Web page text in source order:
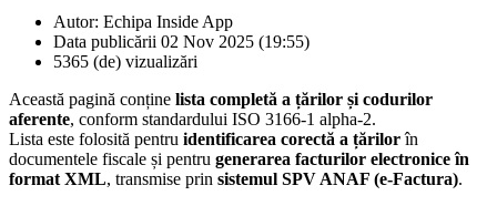
Autor: Echipa Inside App
Data publicării 02 Nov 2025 (19:55)
5365 (de) vizualizări
Această pagină conține lista completă a țărilor și codurilor
aferente, conform standardului ISO 3166-1 alpha-2.
Lista este folosită pentru identificarea corectă a țărilorîn
documentele fiscale și pentru generarea facturilor electronice în
format XML, transmise prin sistemul SPV ANAF (e-Factura).